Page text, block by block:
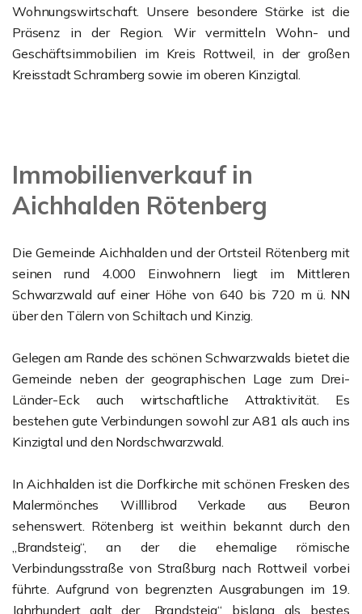
Wohnungswirtschaft. Unsere besondere Stärke ist die
Präsenz in der Region. Wir vermitteln Wohn- und
Geschäftsimmobilien im Kreis Rottweil, in der großen
Kreisstadt Schramberg sowie im oberen Kinzigtal.
Immobilienverkauf in
Aichhalden Rötenberg
Die Gemeinde Aichhalden und der Ortsteil Rötenberg mit
seinen rund 4.000 Einwohnern liegt im Mittleren
Schwarzwald auf einer Höhe von 640 bis 720 m ü. NN
über den Tälern von Schiltach und Kinzig.
Gelegen am Rande des schönen Schwarzwalds bietet die
Gemeinde neben der geographischen Lage zum Drei-
Länder-Eck auch wirtschaftliche Attraktivität. Es
bestehen gute Verbindungen sowohl zur A81 als auch ins
Kinzigtal und den Nordschwarzwald.
In Aichhalden ist die Dorfkirche mit schönen Fresken des
Malermönches Willlibrod Verkade aus Beuron
sehenswert. Rötenberg ist weithin bekannt durch den
„Brandsteig“, an der die ehemalige römische
Verbindungsstraße von Straßburg nach Rottweil vorbei
führte. Aufgrund von begrenzten Ausgrabungen im 19.
Jahrhundert galt der „Brandsteig“ bislang als bestes